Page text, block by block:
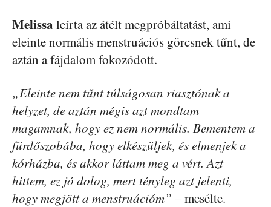
Melissa leírta az átélt megpróbáltatást, ami
eleinte normális menstruációs görcsnek tűnt, de
aztán a fájdalom fokozódott.
„Eleinte nem tűnt túlságosan riasztónak a
helyzet, de aztán mégis azt mondtam
magamnak, hogy ez nem normális. Bementem a
fürdőszobába, hogy elkészüljek, és elmenjek a
kórházba, és akkor láttam meg a vért. Azt
hittem, ez jó dolog, mert tényleg azt jelenti,
hogy megjött a menstruációm” – mesélte.